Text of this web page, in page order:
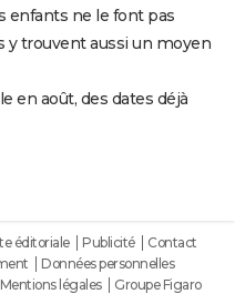
enfants ne le font pas
y trouvent aussi un moyen
en août, des dates déjà
éditoriale Publicité
Contact
Données personnelles
Mentions légales Groupe Figaro